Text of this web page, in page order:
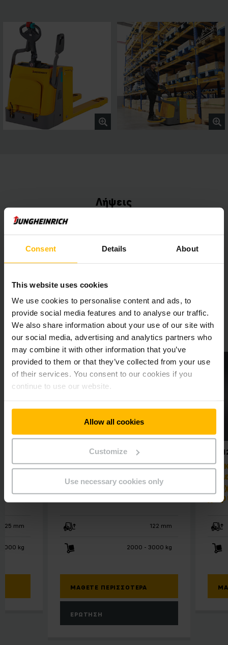
Consent Details About
This website uses cookies
We use cookies to personalise content and ads, to
provide social media features and to analyse our traffic.
We also share information about your use of our site with
our social media, advertising and analytics partners who
may combine it with other information that you’ve
provided to them or that they’ve collected from your use
of their services. You consent to our cookies if you
continue to use our website.
Allow all cookies
Customize
Use necessary cookies only
Λήψεις
PDF
Σχετικά προϊόντα
ERE 120–230
Ηλεκτροκίνητο
παλετοφόρο
εποχούμενου χειριστή
2,0 - 3,0t
122 mm
2000 - 3000 kg
ΜΆΘΕΤΕ ΠΕΡΙΣΣΌΤΕΡΑ
ΕΡΏΤΗΣΗ
ERE
125 mm
2000 kg